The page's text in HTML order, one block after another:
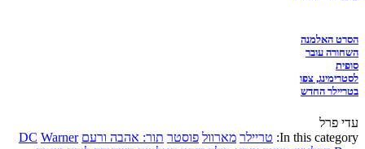
הסרט האלמנה
השחורה עובר
סופית
לסטרימינג, צפו
בטריילר החדש
עדי פרל
In this category: טריילר מארוול פוסטר תור: אהבה ורעם DC Warner